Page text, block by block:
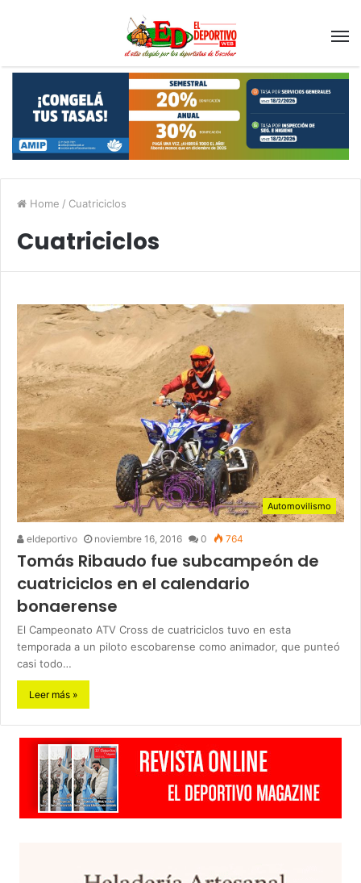
Home / Cuatriciclos
Cuatriciclos
Automovilismo
eldeportivo noviembre 16, 2016 0 764
Tomás Ribaudo fue subcampeón de
cuatriciclos en el calendario
bonaerense
El Campeonato ATV Cross de cuatriciclos tuvo en esta
temporada a un piloto escobarense como animador, que punteó
casi todo…
Leer más »